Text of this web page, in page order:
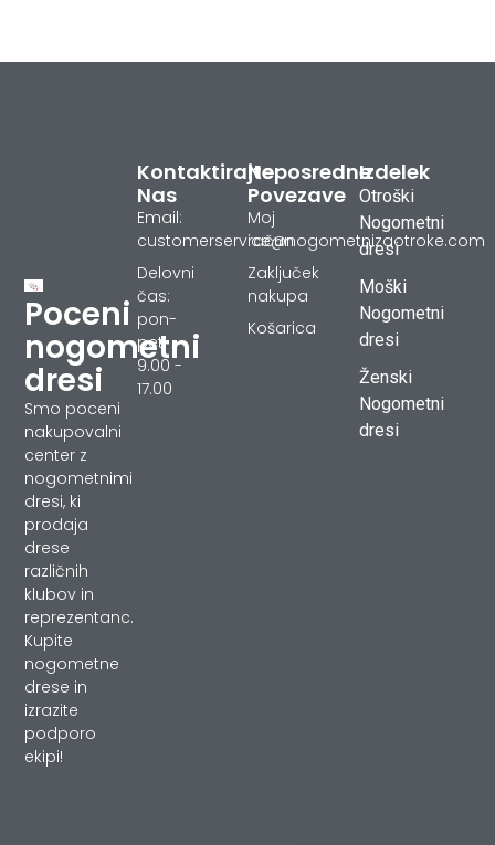
Poceni
nogometni
dresi
Smo poceni
nakupovalni
center z
nogometnimi
dresi, ki
prodaja
drese
različnih
klubov in
reprezentanc.
Kupite
nogometne
drese in
izrazite
podporo
ekipi!
Izdelek
Otroški
Nogometni
dresi
Moški
Nogometni
dresi
Ženski
Nogometni
dresi
Neposredne
Povezave
Moj
račun
Zaključek
nakupa
Košarica
Kontaktirajte
Nas
Email:
customerservice@nogometnizaotroke.com
Delovni
čas:
pon-
pet
9.00 -
17.00